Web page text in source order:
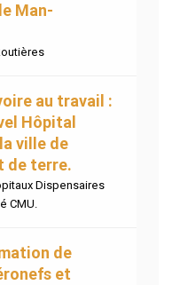
Man-
au travail :
Hôpital
ville de
de terre.
Dispensaires
CMU.
de
et